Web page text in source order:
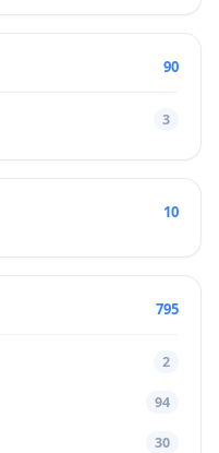
90
3
10
795
2
94
30